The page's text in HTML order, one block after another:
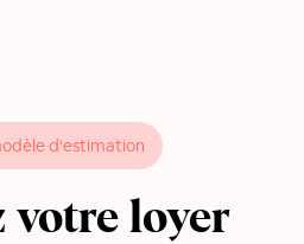
d'estimation
votre loyer